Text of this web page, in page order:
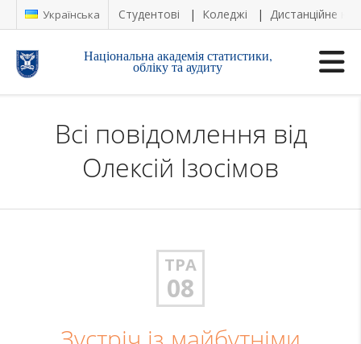
Українська Студентові Коледжі Дистанційне
Національна академія статистики,
обліку та аудиту
Всі повідомлення від
Олексій Ізосімов
ТРА
08